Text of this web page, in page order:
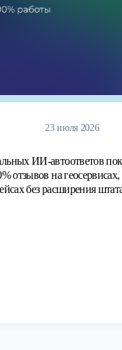
23 июля 2026
ИИ-автоответов
отзывов на геосервисах,
без расширения